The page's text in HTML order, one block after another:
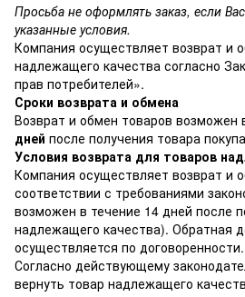
Просьба не оформлять заказ, если
указанные условия.
Компания осуществляет возврат и
надлежащего качества согласно
прав потребителей».
Сроки возврата и обмена
Возврат и обмен товаров возможен
дней после получения товара
Условия возврата для товаров
Компания осуществляет возврат и
соответствии с требованиями
возможен в течение 14 дней после
надлежащего качества). Обратная
осуществляется по договоренности.
Согласно действующему
вернуть товар надлежащего